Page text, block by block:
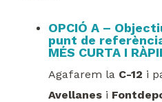
OPCIÓ A –
punt de
MÉS CURTA I
Agafarem la C-12 i
Avellanesi